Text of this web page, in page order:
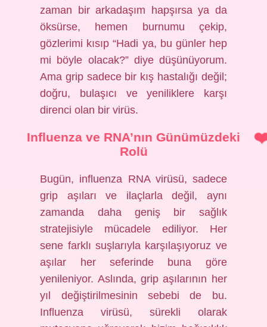
zaman bir arkadaşım hapşırsa ya da
öksürse, hemen burnumu çekip,
gözlerimi kısıp “Hadi ya, bu günler hep
mi böyle olacak?” diye düşünüyorum.
Ama grip sadece bir kış hastalığı değil;
doğru, bulaşıcı ve yeniliklere karşı
direnci olan bir virüs.
Influenza ve RNA’nın Günümüzdeki
Rolü
Bugün, influenza RNA virüsü, sadece
grip aşıları ve ilaçlarla değil, aynı
zamanda daha geniş bir sağlık
stratejisiyle mücadele ediliyor. Her
sene farklı suşlarıyla karşılaşıyoruz ve
aşılar her seferinde buna göre
yenileniyor. Aslında, grip aşılarının her
yıl değiştirilmesinin sebebi de bu.
Influenza virüsü, sürekli olarak